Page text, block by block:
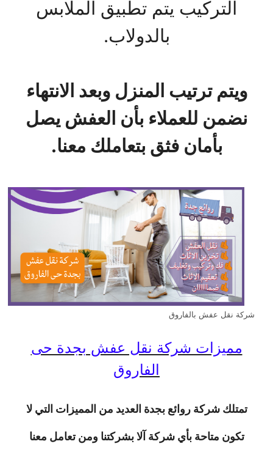
التركيب يتم تطبيق الملابس
بالدولاب.
ويتم ترتيب المنزل وبعد الانتهاء
نضمن للعملاء بأن العفش يصل
بأمان فثق بتعاملك معنا.
شركة نقل عفش بالفاروق
مميزات شركة نقل عفش بجدة حى
الفاروق
تمتلك شركة روائع بجدة العديد من المميزات التي لا
تكون متاحة بأي شركة آلا بشركتنا ومن تعامل معنا